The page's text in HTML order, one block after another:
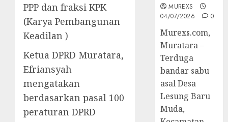
PPP dan fraksi KPK
(Karya Pembangunan
Keadilan )
Ketua DPRD Muratara,
Efriansyah
mengatakan
berdasarkan pasal 100
peraturan DPRD
MUREXS
04/07/2026
0
Murexs.com,
Muratara –
Terduga
bandar sabu
asal Desa
Lesung Baru
Muda,